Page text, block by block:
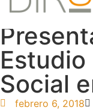
Social
febrero 6, 2018